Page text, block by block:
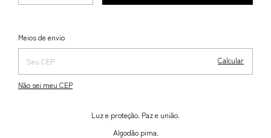
Entregas para o CEP:
Meios de envio
Calcular
Não sei meu CEP
Luz e proteção. Paz e união.
Algodão pima.